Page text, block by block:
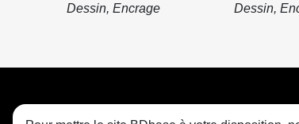
Dessin, Encrage Dessin,